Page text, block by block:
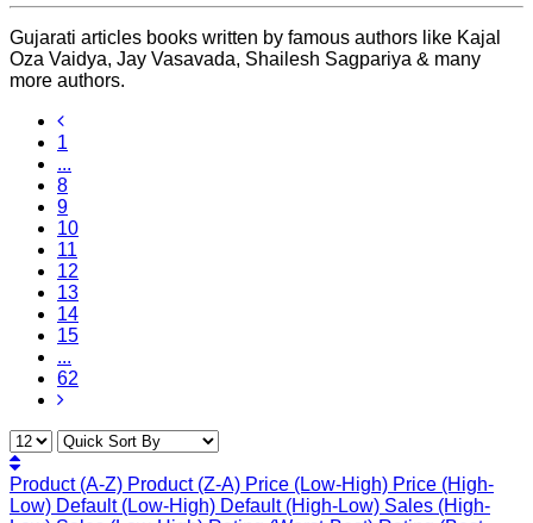
Gujarati articles books written by famous authors like Kajal
Oza Vaidya, Jay Vasavada, Shailesh Sagpariya & many
more authors.
1
...
8
9
10
11
12
13
14
15
...
62
Product (A-Z) Product (Z-A) Price (Low-High) Price (High-
Low) Default (Low-High) Default (High-Low) Sales (High-